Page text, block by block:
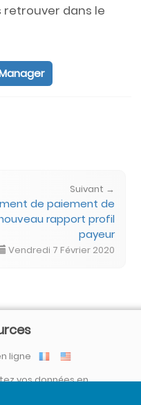
dans le
Suivant →
de paiement de
rapport profil
payeur
Vendredi 7 Février 2020
ligne
vos données en